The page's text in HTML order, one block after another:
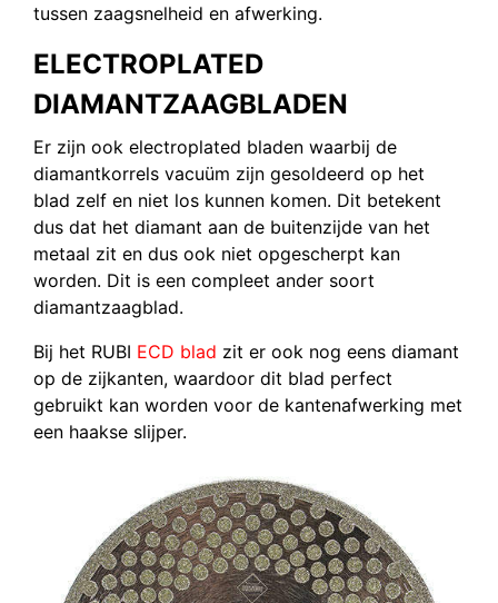
tussen zaagsnelheid en afwerking.
ELECTROPLATED
DIAMANTZAAGBLADEN
Er zijn ook electroplated bladen waarbij de
diamantkorrels vacuüm zijn gesoldeerd op het
blad zelf en niet los kunnen komen. Dit betekent
dus dat het diamant aan de buitenzijde van het
metaal zit en dus ook niet opgescherpt kan
worden. Dit is een compleet ander soort
diamantzaagblad.
Bij het RUBI ECD blad zit er ook nog eens diamant
op de zijkanten, waardoor dit blad perfect
gebruikt kan worden voor de kantenafwerking met
een haakse slijper.